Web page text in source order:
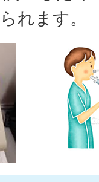
れます。